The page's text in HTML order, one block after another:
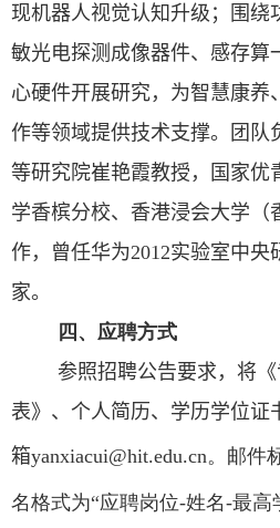
现机器人视觉认知升级；围绕
敏光电探测成像器件、感存算
心硬件开展研究，为智慧康养
作等领域提供技术支撑。团队
等研究院崔艳霞教授，国家优
学香槟分校、香港浸会大学（
作，曾任华为2012实验室中央
家。
四、应聘方式
参照招聘公告要求，将
表》 、个人简历、学历学位证
箱yanxiacui@hit.edu.cn。邮件
名格式为“应聘岗位-姓名-最高